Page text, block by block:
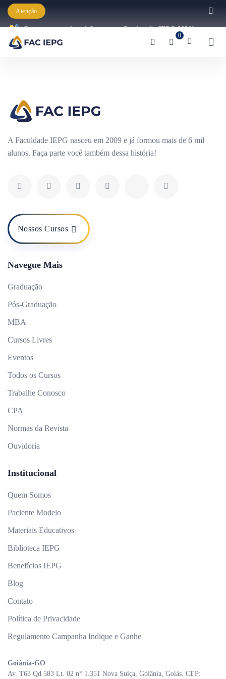
Atenção
Começaram as inscrições para a Graduação IEPG 2026!
0
A Faculdade IEPG nasceu em 2009 e já formou mais de 6 mil
alunos. Faça parte você também dessa história!
Nossos Cursos
Navegue Mais
Graduação
Pós-Graduação
MBA
Cursos Livres
Eventos
Todos os Cursos
Trabalhe Conosco
CPA
Normas da Revista
Ouvidoria
Institucional
Quem Somos
Paciente Modelo
Materiais Educativos
Biblioteca IEPG
Benefícios IEPG
Blog
Contato
Política de Privacidade
Regulamento Campanha Indique e Ganhe
Goiânia-GO
Av. T63 Qd.583 Lt. 02 n° 1.351 Nova Suíça, Goiânia, Goiás. CEP: